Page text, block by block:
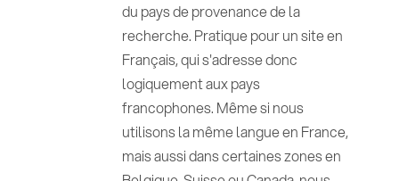
du pays de provenance de la
recherche. Pratique pour un site en
Français, qui s'adresse donc
logiquement aux pays
francophones. Même si nous
utilisons la même langue en France,
mais aussi dans certaines zones en